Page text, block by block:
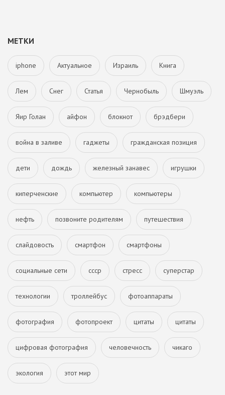
МЕТКИ
iphone Актуальное Израиль Книга
Лем Снег Статья Чернобыль Шмуэль
Яир Голан айфон блокнот брэдбери
война в заливе гаджеты гражданская позиция
дети дождь железный занавес игрушки
киперченские компьютер компьютеры
нефть позвоните родителям путешествия
слайдовость смартфон смартфоны
социальные сети ссср стресс суперстар
технологии троллейбус фотоаппараты
фотография фотопроект цитаты цитаты
цифровая фотография человечность чикаго
экология этот мир